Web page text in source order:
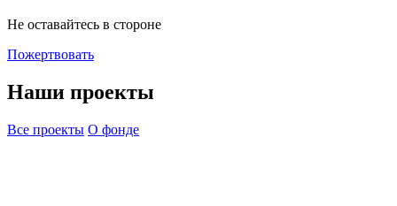
Не оставайтесь в стороне
Пожертвовать
Наши проекты
Все проекты О фонде